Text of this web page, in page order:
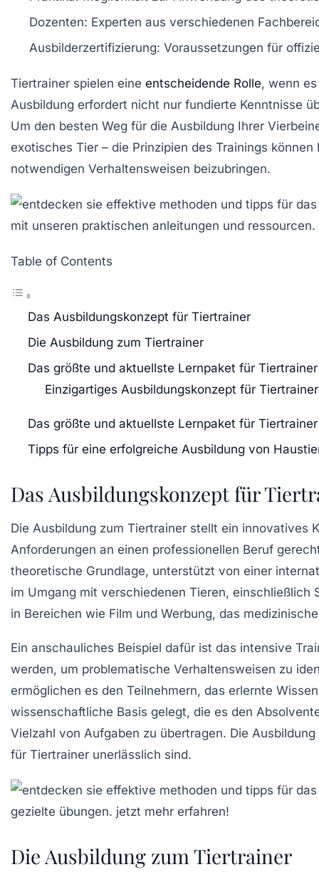
Dozenten: Experten aus verschiedenen
Ausbilderzertifizierung: Voraussetzungen für
Tiertrainer spielen eine entscheidende Rolle, wenn
Ausbildung erfordert nicht nur fundierte Kenntnisse
Um den besten Weg für die Ausbildung Ihrer
exotisches Tier – die Prinzipien des Trainings
notwendigen Verhaltensweisen beizubringen.
Table of Contents
Das Ausbildungskonzept für Tiertrainer
Die Ausbildung zum Tiertrainer
Das größte und aktuellste Lernpaket für Tiertrainer
Einzigartiges Ausbildungskonzept für Tiertrainer
Das größte und aktuellste Lernpaket für Tiertrainer
Tipps für eine erfolgreiche Ausbildung von
Das Ausbildungskonzept für
Die Ausbildung zum Tiertrainer stellt ein innovatives
Anforderungen an einen professionellen Beruf
theoretische Grundlage, unterstützt von einer
im Umgang mit verschiedenen Tieren, einschließlich
in Bereichen wie Film und Werbung, das
Ein anschauliches Beispiel dafür ist das intensive
werden, um problematische Verhaltensweisen zu
ermöglichen es den Teilnehmern, das erlernte
wissenschaftliche Basis gelegt, die es den
Vielzahl von Aufgaben zu übertragen. Die
für Tiertrainer unerlässlich sind.
Die Ausbildung zum Tiertrainer